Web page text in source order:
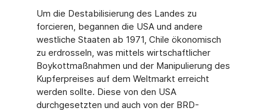
Um die Destabilisierung des Landes zu
forcieren, begannen die USA und andere
westliche Staaten ab 1971, Chile ökonomisch
zu erdrosseln, was mittels wirtschaftlicher
Boykottmaßnahmen und der Manipulierung des
Kupferpreises auf dem Weltmarkt erreicht
werden sollte. Diese von den USA
durchgesetzten und auch von der BRD-